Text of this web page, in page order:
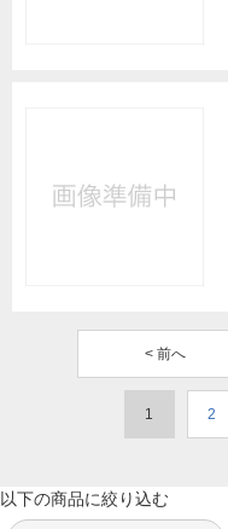
< 前へ
1 2
以下の商品に絞り込む